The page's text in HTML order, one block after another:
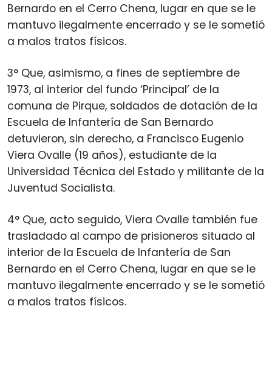
Bernardo en el Cerro Chena, lugar en que se le
mantuvo ilegalmente encerrado y se le sometió
a malos tratos físicos.
3° Que, asimismo, a fines de septiembre de
1973, al interior del fundo ‘Principal’ de la
comuna de Pirque, soldados de dotación de la
Escuela de Infantería de San Bernardo
detuvieron, sin derecho, a Francisco Eugenio
Viera Ovalle (19 años), estudiante de la
Universidad Técnica del Estado y militante de la
Juventud Socialista.
4° Que, acto seguido, Viera Ovalle también fue
trasladado al campo de prisioneros situado al
interior de la Escuela de Infantería de San
Bernardo en el Cerro Chena, lugar en que se le
mantuvo ilegalmente encerrado y se le sometió
a malos tratos físicos.